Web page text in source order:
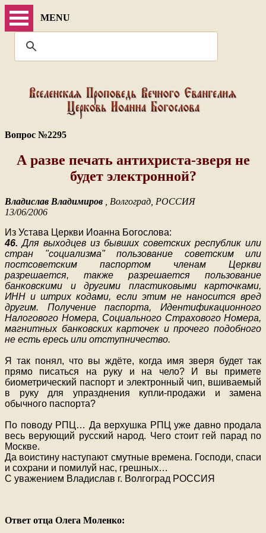
MENU
Вопрос №2295
А разве печать антихриста-зверя не
будет электронной?
Владислав Владимиров , Волгоград, РОССИЯ
13/06/2006
Из Устава Церкви Иоанна Богослова:
46. Для выходцев из бывших советских республик или
стран "социализма" пользование советским или
постсоветским паспортом членам Церкви
разрешается, также разрешается пользование
банковскими и другими пластиковыми карточками,
ИНН и штрих кодами, если этим не наносится вред
другим. Получение паспорта, Идентификационного
Налогового Номера, Социального Страхового Номера,
магнитных банковских карточек и прочего подобного
не есть ересь или отступничество.
Я так понял, что вы ждёте, когда имя зверя будет так
прямо писаться на руку и на чело? И вы примете
биометрический паспорт и электронный чип, вшиваемый
в руку для упразднения купли-продажи и замена
обычного паспорта?
По поводу РПЦ… Да верхушка РПЦ уже давно продала
весь верующий русский народ. Чего стоит гей парад по
Москве.
Да воистину наступают смутные времена. Господи, спаси
и сохрани и помилуй нас, грешных…
С уважением Владислав г. Волгоград РОССИЯ
Ответ отца Олега Моленко: